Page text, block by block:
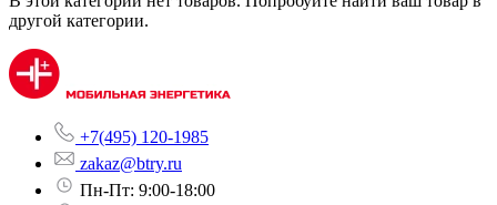
другой категории.
+7(495) 120-1985
zakaz@btry.ru
Пн-Пт: 9:00-18:00